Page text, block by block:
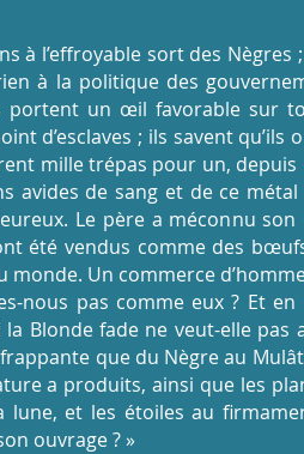
à l’effroyable sort des
à la politique des
portent un œil favorable sur
d’esclaves ; ils savent
mille trépas pour un, depuis
avides de sang et de ce
Le père a méconnu
été vendus comme des
monde. Un commerce
nous pas comme eux ? Et
la Blonde fade ne veut-elle
que du Nègre au
a produits, ainsi que les
lune, et les étoiles au
ouvrage ? »